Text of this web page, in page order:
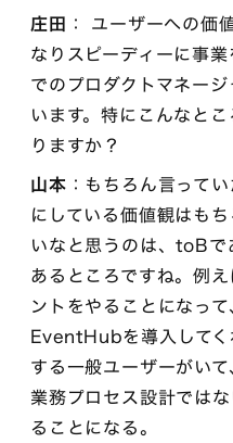
庄田 ： ユーザーへの価
なりスピーディーに事
でのプロダクトマネー
います。特にこんなと
りますか？
山本 ：もちろん言って
にしている価値観はも
いなと思うのは、toB
あるところですね。例
ントをやることになっ
EventHubを導入してく
する一般ユーザーがい
業務プロセス設計では
ることになる。